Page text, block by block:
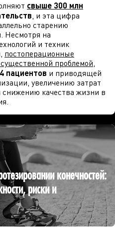
свыше 300 млн
, и эта цифра
старению
Несмотря на
и техник
постоперационные
проблемой,
пациентов и приводящей
увеличению затрат
снижению качества жизни в
конечностей:
риски и